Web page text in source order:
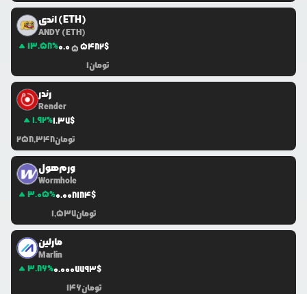
اندی (ETH)
ANDY (ETH)
13.58%0.055482$
1تومان
رندر
Render
1.92%1.37$
258,348تومان
ورم‌هول
Wormhole
3.05%0.008184$
1,537تومان
مارلین
Marlin
3.86%0.0007793$
146تومان